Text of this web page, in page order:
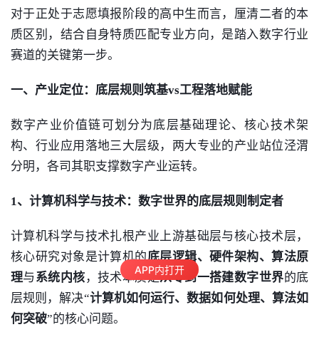
对于正处于志愿填报阶段的高中生而言，厘清二者的本
质区别，结合自身特质匹配专业方向，是踏入数字行业
赛道的关键第一步。
一、产业定位：底层规则筑基vs工程落地赋能
数字产业价值链可划分为底层基础理论、核心技术架
构、行业应用落地三大层级，两大专业的产业站位泾渭
分明，各司其职支撑数字产业运转。
1、 计算机科学与技术：数字世界的底层规则制定者
计算机科学与技术扎根产业上游基础层与核心技术层，
核心研究对象是计算机的底层逻辑、硬件架构、算法原
理与 系统内核 ，技术本质是从零到一搭建数字世界的底
层规则，解决“计算机如何运行、数据如何处理、算法如
何突破”的核心问题。
APP内打开